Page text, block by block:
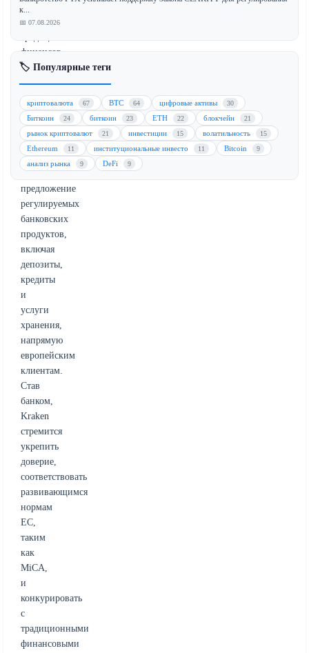
и
интеграции
финансов
с
цифровыми
активами.
Этот
стратегический
шаг
направлен
на
предложение
регулируемых
банковских
продуктов,
включая
депозиты,
кредиты
и
услуги
хранения,
напрямую
европейским
клиентам.
Став
банком,
Kraken
стремится
укрепить
доверие,
соответствовать
развивающимся
нормам
ЕС,
таким
как
MiCA,
и
конкурировать
с
традиционными
финансовыми
к...
📅 07.08.2026
🏷️ Популярные теги
криптовалюта 67 BTC 64 цифровые активы 30
Биткоин 24 биткоин 23 ETH 22 блокчейн 21
рынок криптовалют 21 инвестиции 15 волатильность 15
Ethereum 11 институциональные инвесто 11 Bitcoin 9
анализ рынка 9 DeFi 9